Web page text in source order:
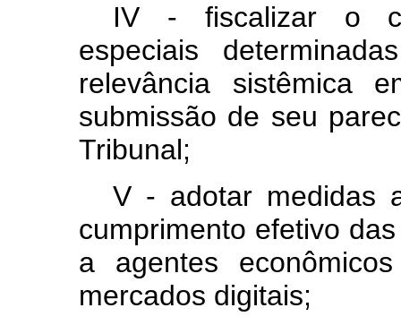
IV - fiscalizar o
especiais
relevância sistêmica
submissão de seu
Tribunal;
V - adotar medidas
cumprimento efetivo
a agentes
mercados digitais;